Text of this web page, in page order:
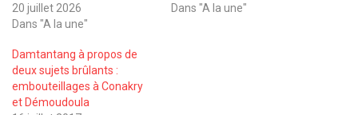
20 juillet 2026
Dans "A la une"
Dans "A la une"
Damtantang à propos de
deux sujets brûlants :
embouteillages à Conakry
et Démoudoula